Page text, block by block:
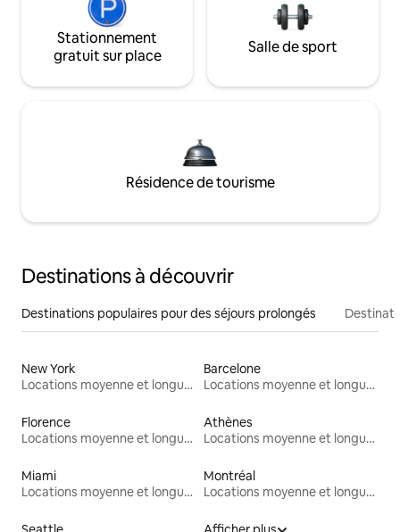
Stationnement
gratuit sur place
Salle de sport
Résidence de tourisme
Destinations à découvrir
Destinations populaires pour des séjours prolongés
New York
Locations moyenne et longue durée
Barcelone
Locations moyenne et longue durée
Florence
Locations moyenne et longue durée
Athènes
Locations moyenne et longue durée
Miami
Locations moyenne et longue durée
Montréal
Locations moyenne et longue durée